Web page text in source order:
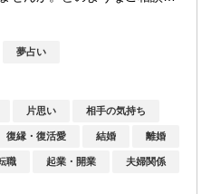
夢占い
片思い 相手の気持ち
復縁・復活愛 結婚 離婚
職 起業・開業 夫婦関係